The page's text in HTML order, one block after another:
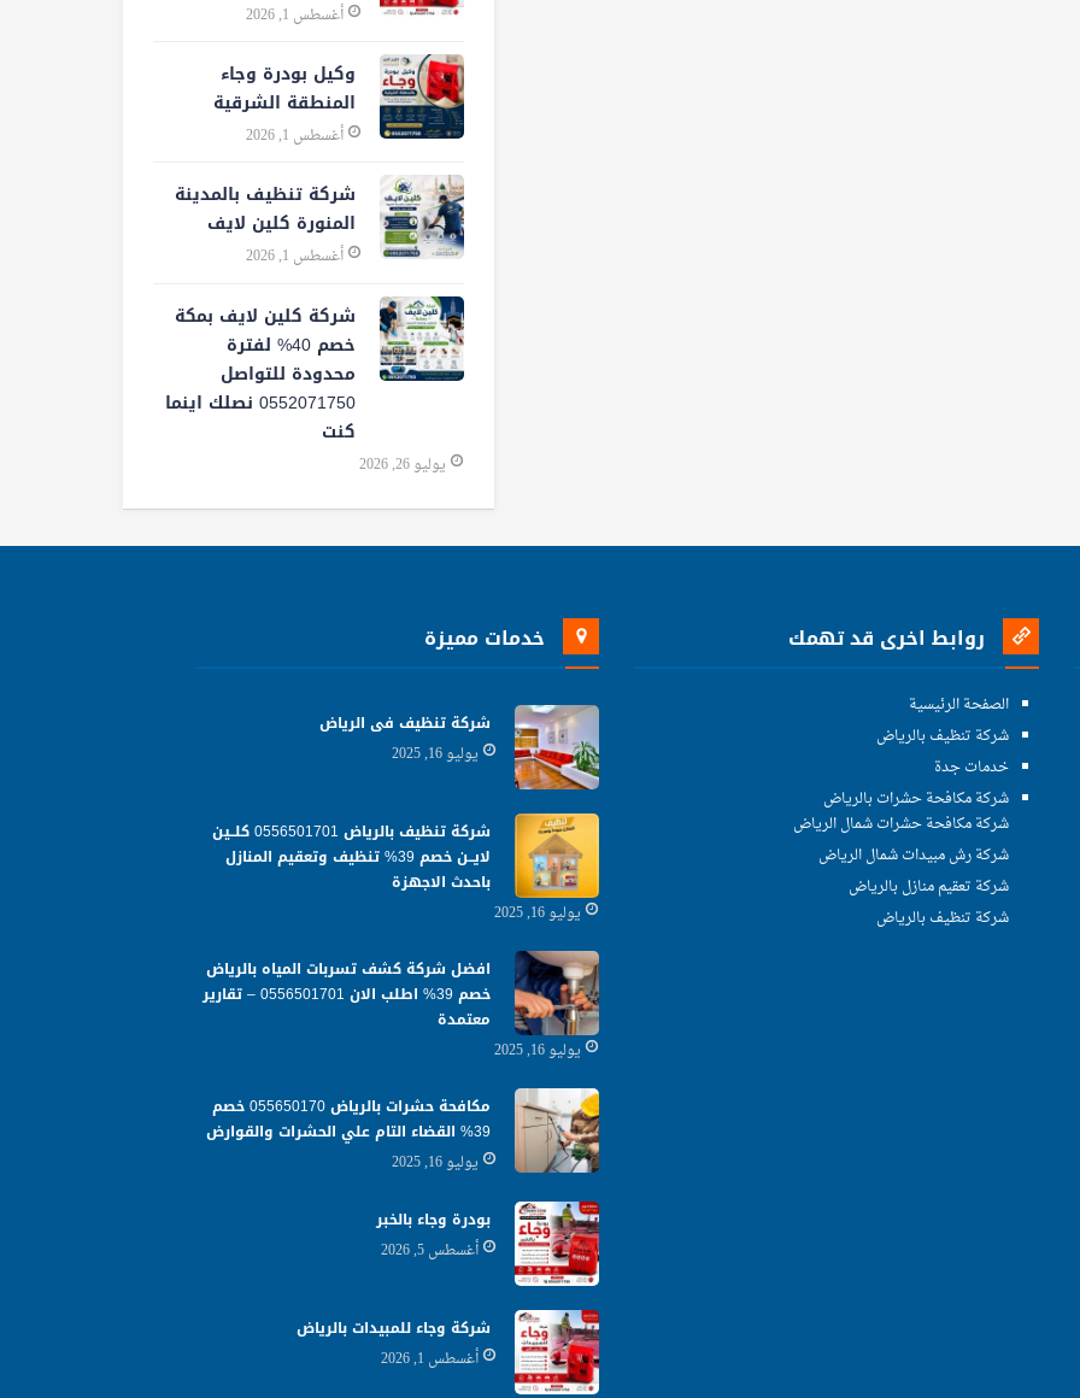
أغسطس 1, 2026
وكيل بودرة وجاء
المنطقة الشرقية
أغسطس 1, 2026
شركة تنظيف بالمدينة
المنورة كلين لايف
أغسطس 1, 2026
شركة كلين لايف بمكة
خصم 40% لفترة
محدودة للتواصل
0552071750 نصلك اينما
كنت
يوليو 26, 2026
روابط اخرى قد تهمك
الصفحة الرئيسية
شركة تنظيف بالرياض
خدمات جدة
شركة مكافحة حشرات بالرياض
شركة مكافحة حشرات شمال الرياض
شركة رش مبيدات شمال الرياض
شركة تعقيم منازل بالرياض
شركة تنظيف بالرياض
خدمات مميزة
شركة تنظيف فى الرياض
يوليو 16, 2025
شركة تنظيف بالرياض 0556501701 كلــين
لايــن خصم 39% تنظيف وتعقيم المنازل
باحدث الاجهزة
يوليو 16, 2025
افضل شركة كشف تسربات المياه بالرياض
خصم 39% اطلب الان 0556501701‬‏ – تقارير
معتمدة
يوليو 16, 2025
مكافحة حشرات بالرياض 055650170 خصم
39% القضاء التام علي الحشرات والقوارض
يوليو 16, 2025
بودرة وجاء بالخبر
أغسطس 5, 2026
شركة وجاء للمبيدات بالرياض
أغسطس 1, 2026